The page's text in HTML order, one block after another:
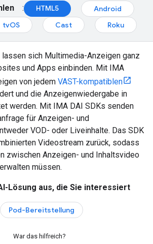
: HTML5
Android
tvOS Cast Roku
sich Multimedia-Anzeigen ganz
und Apps einbinden. Mit IMA
von jedem VAST-kompatiblen
und die Anzeigenwiedergabe in
werden. Mit IMA DAI SDKs senden
für Anzeigen- und
VOD- oder Liveinhalte. Das SDK
Videostream zurück, sodass
zwischen Anzeigen- und Inhaltsvideo
müssen.
Lösung aus, die Sie interessiert
Pod-Bereitstellung
War das hilfreich?